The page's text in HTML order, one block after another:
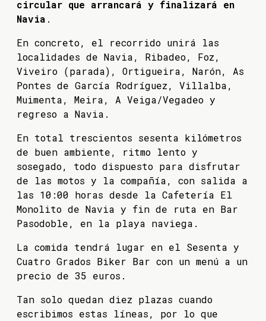
circular que arrancará y finalizará en
Navia .
En concreto, el recorrido unirá las
localidades de Navia, Ribadeo, Foz,
Viveiro (parada), Ortigueira, Narón, As
Pontes de García Rodríguez, Villalba,
Muimenta, Meira, A Veiga/Vegadeo y
regreso a Navia.
En total trescientos sesenta kilómetros
de buen ambiente, ritmo lento y
sosegado, todo dispuesto para disfrutar
de las motos y la compañía, con salida a
las 10:00 horas desde la Cafetería El
Monolito de Navia y fin de ruta en Bar
Pasodoble, en la playa naviega.
La comida tendrá lugar en el Sesenta y
Cuatro Grados Biker Bar con un menú a un
precio de 35 euros.
Tan solo quedan diez plazas cuando
escribimos estas líneas, por lo que